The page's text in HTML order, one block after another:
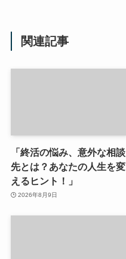
関連記事
「終活の悩み、意外な相談
先とは？あなたの人生を変
えるヒント！」
2026年8月9日